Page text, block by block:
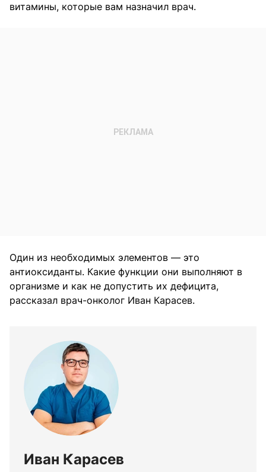
витамины, которые вам назначил врач.
Один из необходимых элементов — это
антиоксиданты. Какие функции они выполняют в
организме и как не допустить их дефицита,
рассказал врач-онколог Иван Карасев.
Иван Карасев